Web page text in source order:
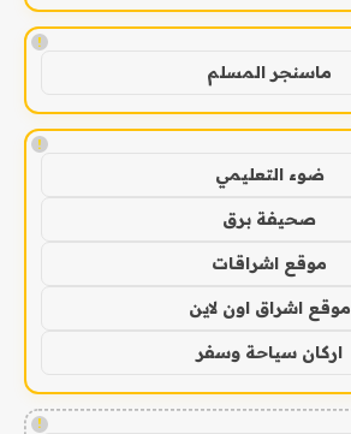
!
ماسنجر المسلم
!
ضوء التعليمي
صحيفة برق
موقع اشراقات
موقع اشراق اون لاين
اركان سياحة وسفر
!